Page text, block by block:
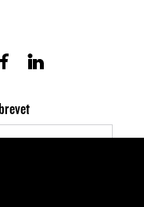
FacebookLinkedin